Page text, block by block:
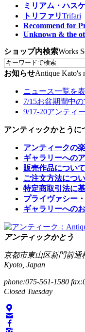
ミリアム・ハス
トリファリTrifari
Recommend for
Unknown & the
ショップ内検索Works
お知らせAntique Kato's
ニュース一覧を
7/15お盆期間中
9/17-20アンティ
アンティックかとうに
アンティークの
ギャラリーへの
販売作品について
ご注文方法につ
特定商取引法に
プライヴァシー
ギャラリーへの
アンティックかとう
京都市東山区新門前通
Kyoto, Japan
phone:075-561-1580
Closed Tuesday